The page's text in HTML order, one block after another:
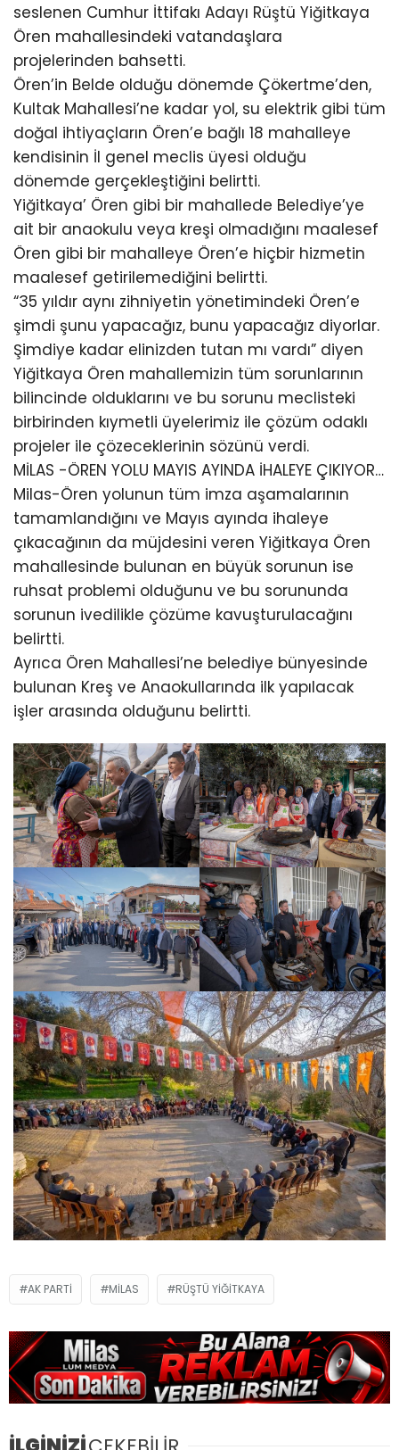
seslenen Cumhur İttifakı Adayı Rüştü Yiğitkaya
Ören mahallesindeki vatandaşlara
projelerinden bahsetti.
Ören’in Belde olduğu dönemde Çökertme’den,
Kultak Mahallesi’ne kadar yol, su elektrik gibi tüm
doğal ihtiyaçların Ören’e bağlı 18 mahalleye
kendisinin İl genel meclis üyesi olduğu
dönemde gerçekleştiğini belirtti.
Yiğitkaya’ Ören gibi bir mahallede Belediye’ye
ait bir anaokulu veya kreşi olmadığını maalesef
Ören gibi bir mahalleye Ören’e hiçbir hizmetin
maalesef getirilemediğini belirtti.
“35 yıldır aynı zihniyetin yönetimindeki Ören’e
şimdi şunu yapacağız, bunu yapacağız diyorlar.
Şimdiye kadar elinizden tutan mı vardı” diyen
Yiğitkaya Ören mahallemizin tüm sorunlarının
bilincinde olduklarını ve bu sorunu meclisteki
birbirinden kıymetli üyelerimiz ile çözüm odaklı
projeler ile çözeceklerinin sözünü verdi.
MİLAS -ÖREN YOLU MAYIS AYINDA İHALEYE ÇIKIYOR…
Milas-Ören yolunun tüm imza aşamalarının
tamamlandığını ve Mayıs ayında ihaleye
çıkacağının da müjdesini veren Yiğitkaya Ören
mahallesinde bulunan en büyük sorunun ise
ruhsat problemi olduğunu ve bu sorununda
sorunun ivedilikle çözüme kavuşturulacağını
belirtti.
Ayrıca Ören Mahallesi’ne belediye bünyesinde
bulunan Kreş ve Anaokullarında ilk yapılacak
işler arasında olduğunu belirtti.
AK PARTI MILAS RÜŞTÜ YIĞITKAYA